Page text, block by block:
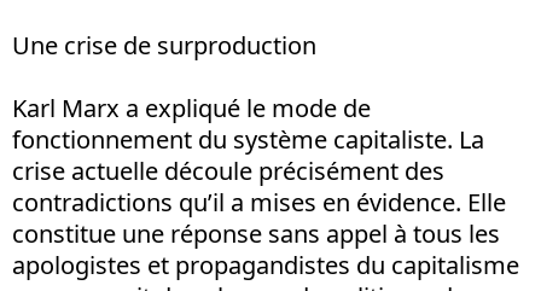
Une crise de surproduction
Karl Marx a expliqué le mode de
fonctionnement du système capitaliste. La
crise actuelle découle précisément des
contradictions qu’il a mises en évidence. Elle
constitue une réponse sans appel à tous les
apologistes et propagandistes du capitalisme